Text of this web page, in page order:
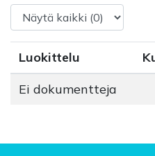
Luokittelu
Ei dokumentteja